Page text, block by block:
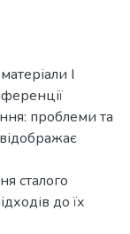
І
проблеми та
сталого
до їх